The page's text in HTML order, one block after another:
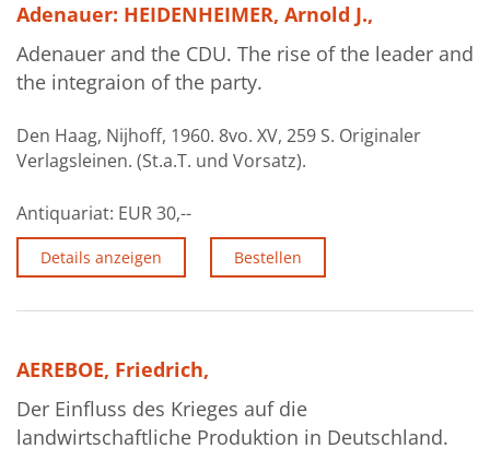
AVKB-Edition
AVKB-Edition Downloads
Neubuchsortiment
Aktuelles
Meine Tätigkeitsfelder
Glossar und Bibliographien
Warenkorb
Kontakt
Adenauer: HEIDENHEIMER, Arnold J.,
Adenauer and the CDU. The rise of the leader and
the integraion of the party.
Den Haag, Nijhoff, 1960. 8vo. XV, 259 S. Originaler
Verlagsleinen. (St.a.T. und Vorsatz).
Antiquariat: EUR 30,--
Details anzeigen Bestellen
AEREBOE, Friedrich,
Der Einfluss des Krieges auf die
landwirtschaftliche Produktion in Deutschland.